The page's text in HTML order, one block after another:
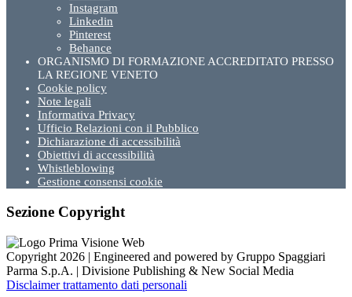
Instagram
Linkedin
Pinterest
Behance
ORGANISMO DI FORMAZIONE ACCREDITATO PRESSO
LA REGIONE VENETO
Cookie policy
Note legali
Informativa Privacy
Ufficio Relazioni con il Pubblico
Dichiarazione di accessibilità
Obiettivi di accessibilità
Whistleblowing
Gestione consensi cookie
Sezione Copyright
Copyright 2026 | Engineered and powered by Gruppo Spaggiari
Parma S.p.A. | Divisione Publishing & New Social Media
Disclaimer trattamento dati personali